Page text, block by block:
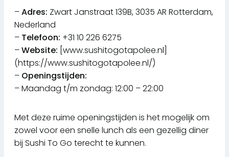
–Adres: Zwart Janstraat 139B, 3035 AR Rotterdam,
Nederland
– Telefoon: +31 10 226 6275
–Website: [www.sushitogotapolee.nl]
(https://www.sushitogotapolee.nl/)
– Openingstijden:
– Maandag t/m zondag: 12:00 – 22:00
Met deze ruime openingstijden is het mogelijk om
zowel voor een snelle lunch als een gezellig diner
bij Sushi To Go terecht te kunnen.